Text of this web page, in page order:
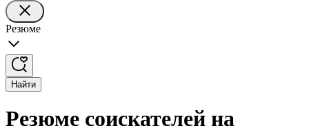
Резюме
Найти
Резюме соискателей на